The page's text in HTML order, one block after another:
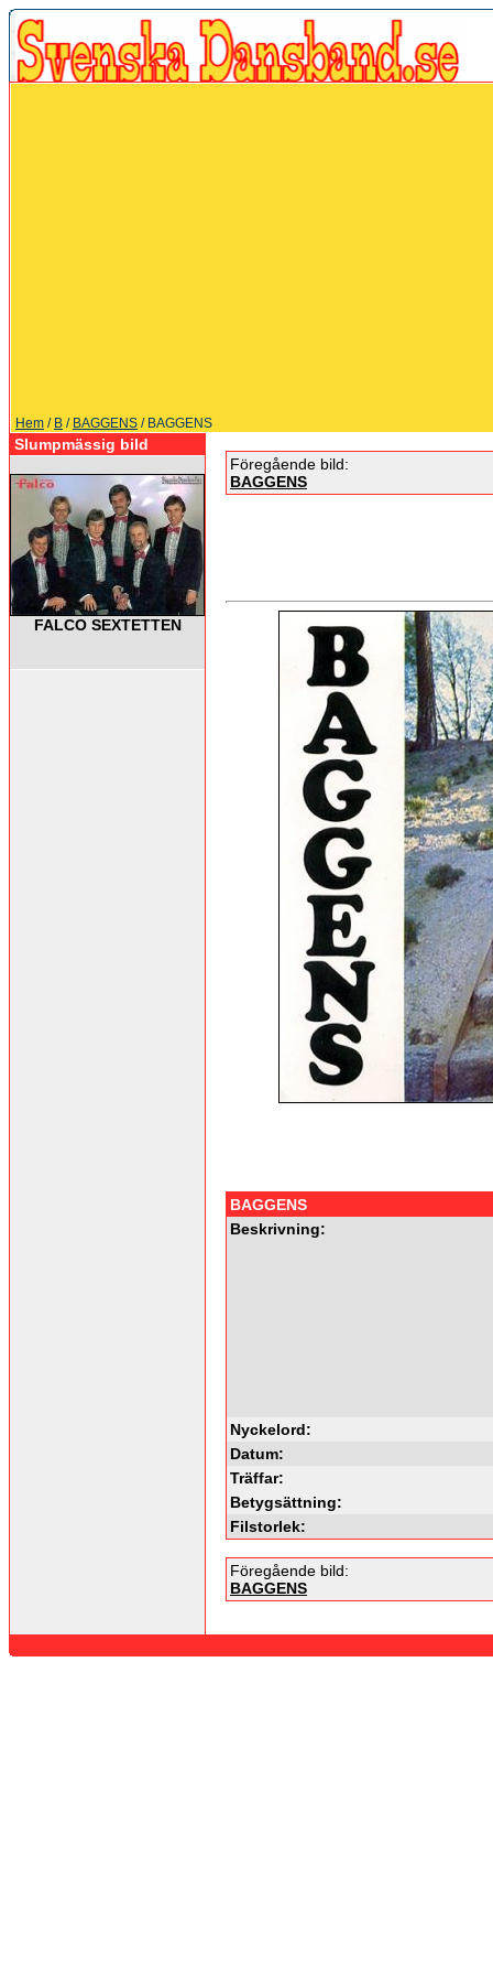
Hem / B / BAGGENS / BAGGENS
Slumpmässig bild
FALCO SEXTETTEN
Föregående bild:
BAGGENS
BAGGENS
Beskrivning:
Nyckelord:
Datum:
Träffar:
Betygsättning:
Filstorlek:
Föregående bild:
BAGGENS